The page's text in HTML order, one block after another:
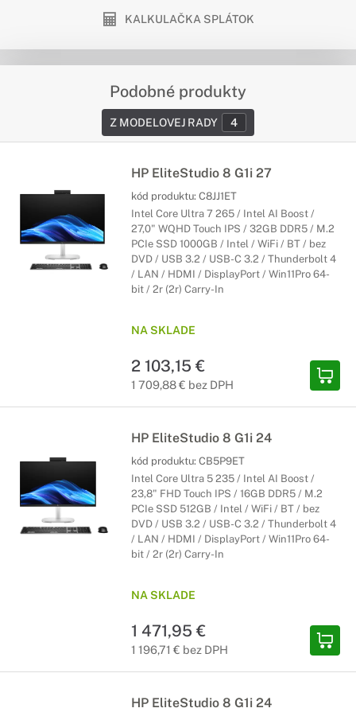
KALKULAČKA SPLÁTOK
Podobné produkty
Z MODELOVEJ RADY 4
HP EliteStudio 8 G1i 27
kód produktu: C8JJ1ET
Intel Core Ultra 7 265 / Intel AI Boost /
27,0" WQHD Touch IPS / 32GB DDR5 / M.2
PCIe SSD 1000GB / Intel / WiFi / BT / bez
DVD / USB 3.2 / USB-C 3.2 / Thunderbolt 4
/ LAN / HDMI / DisplayPort / Win11Pro 64-
bit / 2r (2r) Carry-In
NA SKLADE
2 103,15 €
1 709,88 € bez DPH
HP EliteStudio 8 G1i 24
kód produktu: CB5P9ET
Intel Core Ultra 5 235 / Intel AI Boost /
23,8" FHD Touch IPS / 16GB DDR5 / M.2
PCIe SSD 512GB / Intel / WiFi / BT / bez
DVD / USB 3.2 / USB-C 3.2 / Thunderbolt 4
/ LAN / HDMI / DisplayPort / Win11Pro 64-
bit / 2r (2r) Carry-In
NA SKLADE
1 471,95 €
1 196,71 € bez DPH
HP EliteStudio 8 G1i 24